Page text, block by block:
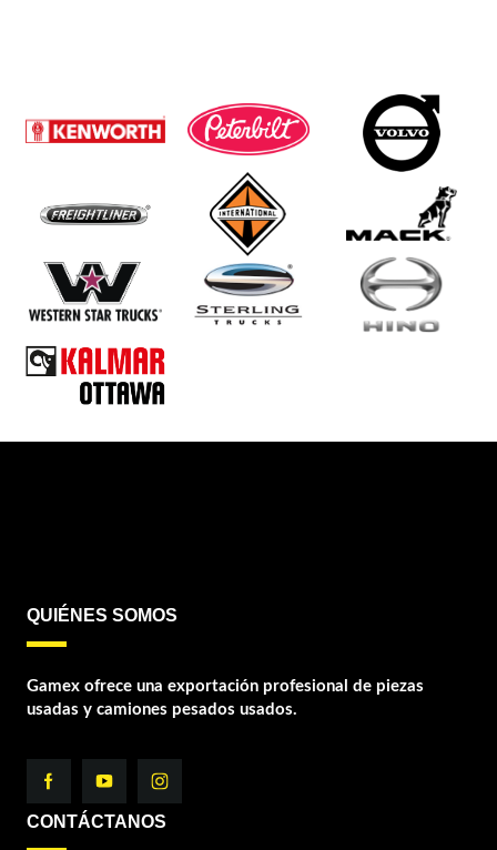
QUIÉNES SOMOS
Gamex ofrece una exportación profesional de piezas
usadas y camiones pesados usados.
CONTÁCTANOS